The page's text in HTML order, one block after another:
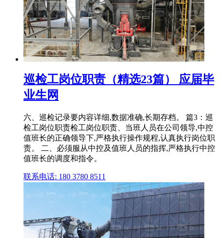
巡检工岗位职责（精选23篇） 应届毕
业生网
六、巡检记录要内容详细,数据准确,长期存档。 篇3：巡
检工岗位职责检工岗位职责、当班人员在公司领导,中控
值班长的正确领导下,严格执行操作规程,认真执行岗位职
责。 二、必须服从中控及值班人员的指挥,严格执行中控
值班长的调度和指令。
联系电话: 180 3780 8511